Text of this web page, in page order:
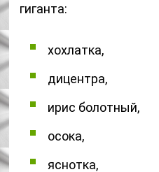
гиганта:
хохлатка,
дицентра,
ирис болотный,
осока,
яснотка,